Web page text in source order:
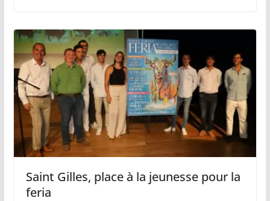
Saint Gilles, place à la jeunesse pour la
feria